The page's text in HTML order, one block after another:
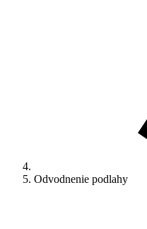
Odvodnenie podlahy